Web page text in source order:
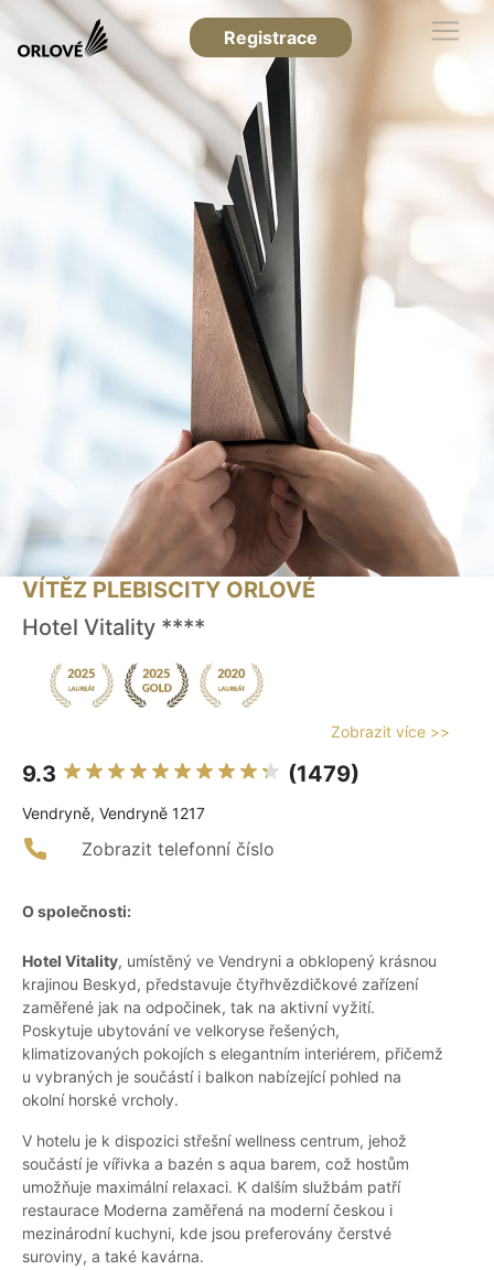
Registrace
VÍTĚZ PLEBISCITY ORLOVÉ
Hotel Vitality ****
Zobrazit více >>
9.3 (1479)
Vendryně, Vendryně 1217
Zobrazit telefonní číslo
O společnosti:
Hotel Vitality, umístěný ve Vendryni a obklopený krásnou
krajinou Beskyd, představuje čtyřhvězdičkové zařízení
zaměřené jak na odpočinek, tak na aktivní vyžití.
Poskytuje ubytování ve velkoryse řešených,
klimatizovaných pokojích s elegantním interiérem, přičemž
u vybraných je součástí i balkon nabízející pohled na
okolní horské vrcholy.
V hotelu je k dispozici střešní wellness centrum, jehož
součástí je vířivka a bazén s aqua barem, což hostům
umožňuje maximální relaxaci. K dalším službám patří
restaurace Moderna zaměřená na moderní českou i
mezinárodní kuchyni, kde jsou preferovány čerstvé
suroviny, a také kavárna.